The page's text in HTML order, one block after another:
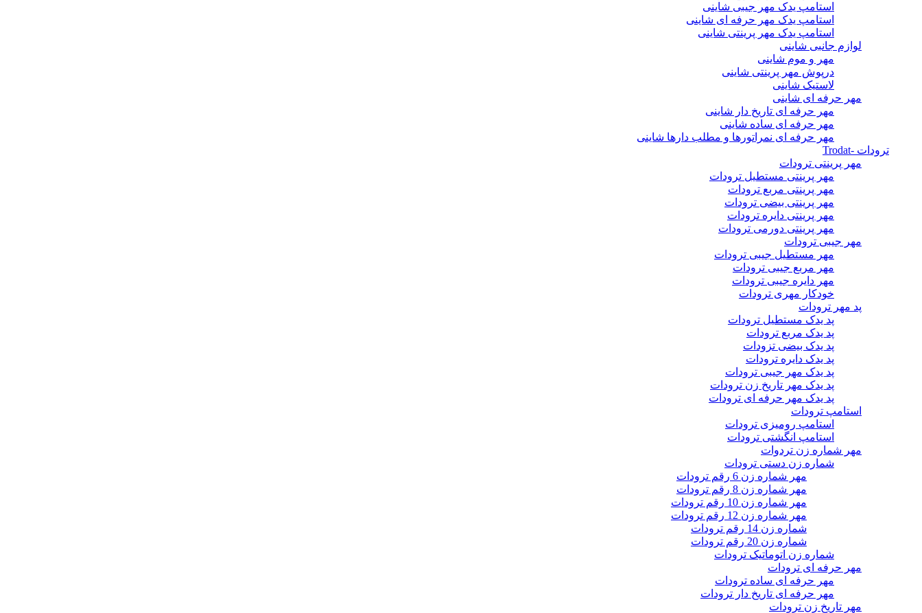
استامپ یدک مهر جیبی شاینی
استامپ یدک مهر حرفه ای شاینی
استامپ یدک مهر پرینتی شاینی
لوازم جانبی شاینی
مهر و موم شاینی
درپوش مهر پرینتی شاینی
لاستیک شاینی
مهر حرفه ای شاینی
مهر حرفه ای تاریخ دار شاینی
مهر حرفه ای ساده شاینی
مهر حرفه ای نمراتورها و مطلب دارها شاینی
ترودات -Trodat
مهر پرینتی ترودات
مهر پرینتی مستطیل ترودات
مهر پرینتی مربع ترودات
مهر پرینتی بیضی ترودات
مهر پرینتی دایره ترودات
مهر پرینتی دورمی ترودات
مهر جیبی ترودات
مهر مستطیل جیبی ترودات
مهر مربع جیبی ترودات
مهر دایره جیبی ترودات
خودکار مهری ترودات
پد مهر ترودات
پد یدک مستطیل ترودات
پد یدک مربع ترودات
پد یدک بیضی تزودات
پد یدک دایره ترودات
پد یدک مهر جیبی ترودات
پد یدک مهر تاریخ زن ترودات
پد یدک مهر حرفه ای ترودات
استامپ ترودات
استامپ رومیزی ترودات
استامپ انگشتی ترودات
مهر شماره زن تردوات
شماره زن دستی ترودات
مهر شماره زن 6 رقم ترودات
مهر شماره زن 8 رقم ترودات
مهر شماره زن 10 رقم ترودات
مهر شماره زن 12 رقم ترودات
شماره زن 14 رقم ترودات
شماره زن 20 رقم ترودات
شماره زن اتوماتیک ترودات
مهر حرفه ای ترودات
مهر حرفه ای ساده ترودات
مهر حرفه ای تاریخ دار ترودات
مهر تاریخ زن ترودات